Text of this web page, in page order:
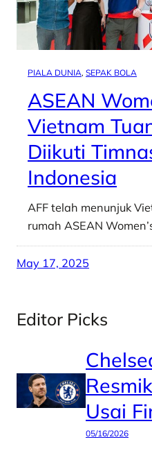
PIALA DUNIA, SEPAK BOLA
ASEAN
Vietnam
Diikuti
Indonesia
AFF telah menunjuk
rumah ASEAN
May 17, 2025
Editor Picks
Usai
05/16/2026